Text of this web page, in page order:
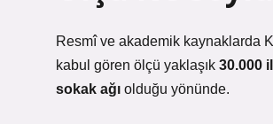
Resmî ve akademik kaynaklarda
kabul gören ölçü yaklaşık 30.000
sokak ağı olduğu yönünde.